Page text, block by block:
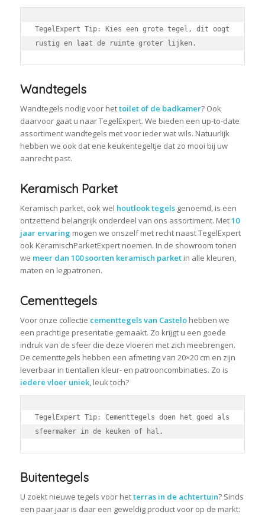
TegelExpert Tip: Kies een grote tegel, dit oogt
rustig en laat de ruimte groter lijken.
Wandtegels
Wandtegels nodig voor hettoilet of de badkamer? Ook
daarvoor gaat u naar TegelExpert. We bieden een up-to-date
assortiment wandtegels met voor ieder wat wils. Natuurlijk
hebben we ook dat ene keukentegeltje dat zo mooi bij uw
aanrecht past.
Keramisch Parket
Keramisch parket, ook wel houtlook tegelsgenoemd, is een
ontzettend belangrijk onderdeel van ons assortiment. Met10
jaar ervaring mogen we onszelf met recht naast TegelExpert
ook KeramischParketExpert noemen. In de showroom tonen
we meer dan 100 soorten keramisch parketin alle kleuren,
maten en legpatronen.
Cementtegels
Voor onze collectie cementtegels van Castelohebben we
een prachtige presentatie gemaakt. Zo krijgt u een goede
indruk van de sfeer die deze vloeren met zich meebrengen.
De cementtegels hebben een afmeting van 20×20 cm en zijn
leverbaar in tientallen kleur- en patrooncombinaties. Zo is
iedere vloer uniek, leuk toch?
TegelExpert Tip: Cementtegels doen het goed als
sfeermaker in de keuken of hal.
Buitentegels
U zoekt nieuwe tegels voor hetterras in de achtertuin? Sinds
een paar jaar is daar een geweldig product voor op de markt: